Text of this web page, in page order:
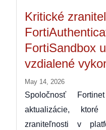
Kritické
FortiSandbox
vzdialené
May 14, 2026
Spoločnosť
aktualizácie,
zraniteľnosti v